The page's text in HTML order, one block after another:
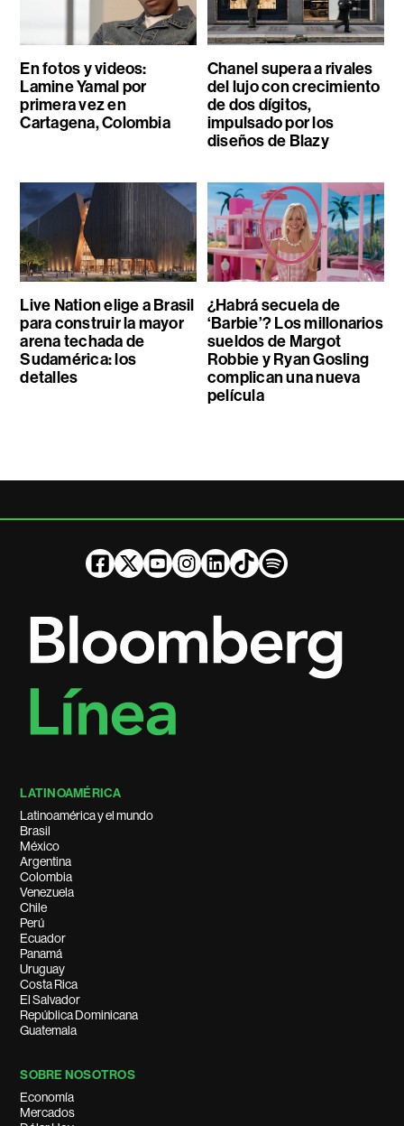
En fotos y videos:
Lamine Yamal por
primera vez en
Cartagena, Colombia
Chanel supera a rivales
del lujo con crecimiento
de dos dígitos,
impulsado por los
diseños de Blazy
Live Nation elige a Brasil
para construir la mayor
arena techada de
Sudamérica: los
detalles
¿Habrá secuela de
‘Barbie’? Los millonarios
sueldos de Margot
Robbie y Ryan Gosling
complican una nueva
película
LATINOAMÉRICA
Latinoamérica y el mundo
Brasil
México
Argentina
Colombia
Venezuela
Chile
Perú
Ecuador
Panamá
Uruguay
Costa Rica
El Salvador
República Dominicana
Guatemala
SOBRE NOSOTROS
Economía
Mercados